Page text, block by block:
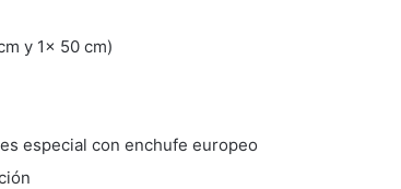
y 1x 50 cm)
especial con enchufe europeo